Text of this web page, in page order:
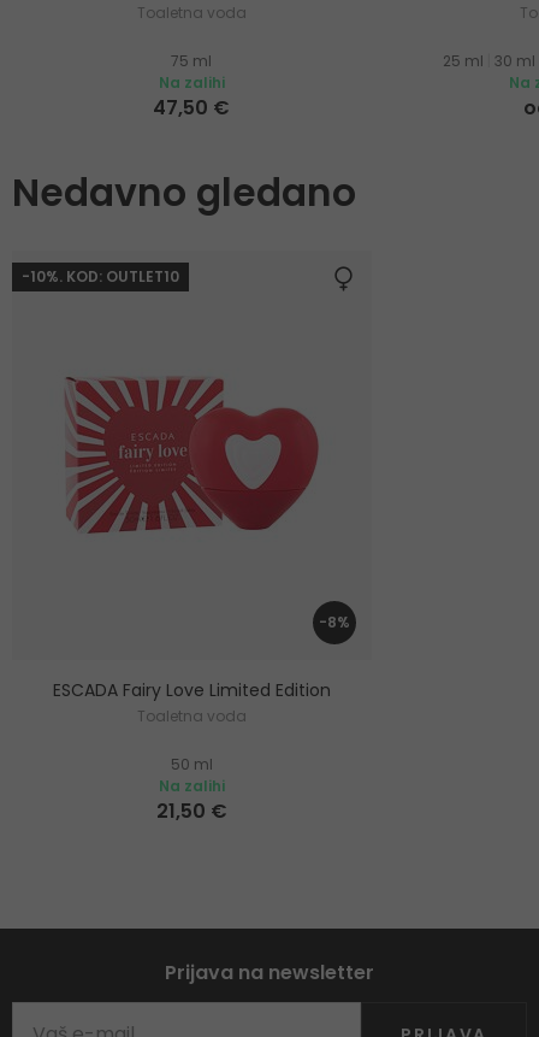
Toaletna voda
75 ml
Na zalihi
47,50 €
25 ml 30 ml
Na
Nedavno gledano
-10%. KOD: OUTLET10
-8%
ESCADA Fairy Love Limited Edition
Toaletna voda
50 ml
Na zalihi
21,50 €
Prijava na newsletter